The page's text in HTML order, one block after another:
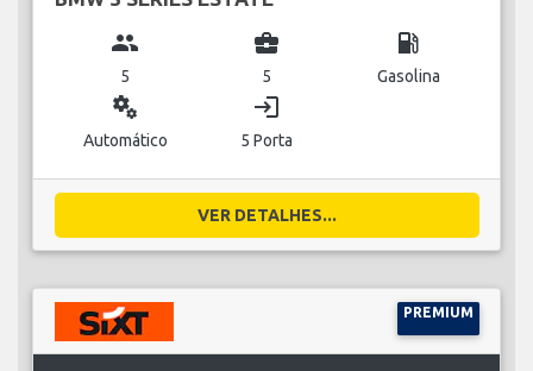
group
5
business_center
5
local_gas_station
Gasolina
miscellaneous_services
Automático
login
5 Porta
VER DETALHES...
PREMIUM